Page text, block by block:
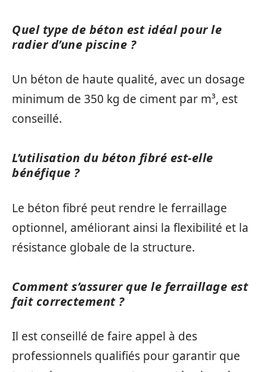
Quel type de béton est idéal pour le
radier d’une piscine ?
Un béton de haute qualité, avec un dosage
minimum de 350 kg de ciment par m³, est
conseillé.
L’utilisation du béton fibré est-elle
bénéfique ?
Le béton fibré peut rendre le ferraillage
optionnel, améliorant ainsi la flexibilité et la
résistance globale de la structure.
Comment s’assurer que le ferraillage est
fait correctement ?
Il est conseillé de faire appel à des
professionnels qualifiés pour garantir que